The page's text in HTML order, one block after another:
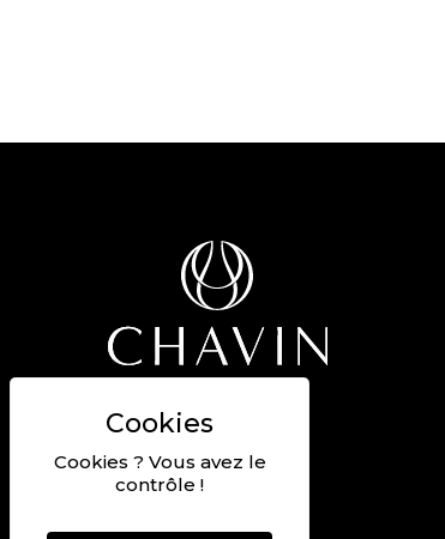
Cookies ? Vous avez le
contrôle !
Nous contacter